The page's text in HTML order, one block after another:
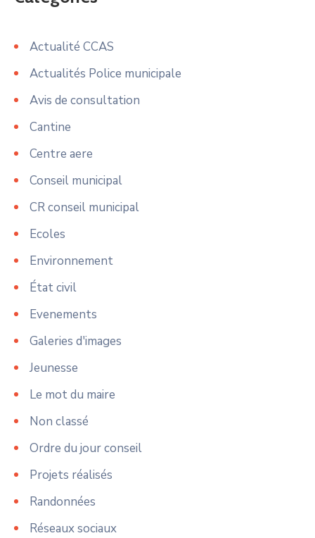
Actualité CCAS
Actualités Police municipale
Avis de consultation
Cantine
Centre aere
Conseil municipal
CR conseil municipal
Ecoles
Environnement
État civil
Evenements
Galeries d'images
Jeunesse
Le mot du maire
Non classé
Ordre du jour conseil
Projets réalisés
Randonnées
Réseaux sociaux